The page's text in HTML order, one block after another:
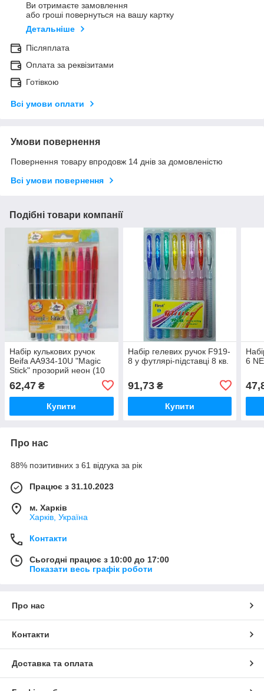
Ви отримаєте замовлення
або гроші повернуться на вашу картку
Детальніше
Післяплата
Оплата за реквізитами
Готівкою
Всі умови оплати
Умови повернення
Повернення товару впродовж 14 днів за домовленістю
Всі умови повернення
Подібні товари компанії
Набір кулькових ручок
Beifa AA934-10U "Magic
Stick" прозорий неон (10
62,47 ₴
Купити
Набір гелевих ручок F919-
8 у футлярі-підставці 8 кв.
91,73₴
Купити
6
Про нас
88% позитивних з 61 відгука за рік
Працює з 31.10.2023
м. Харків
Харків, Україна
Контакти
Сьогодні працює з 10:00 до 17:00
Показати весь графік роботи
Про нас
Контакти
Доставка та оплата